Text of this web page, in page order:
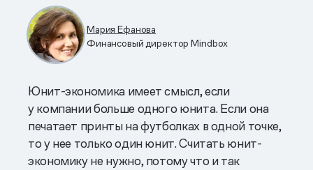
Мария Ефанова
Финансовый директор Mindbox
Юнит-экономика имеет смысл, если
у компании больше одного юнита. Если она
печатает принты на футболках в одной точке,
то у нее только один юнит. Считать юнит-
экономику не нужно, потому что и так